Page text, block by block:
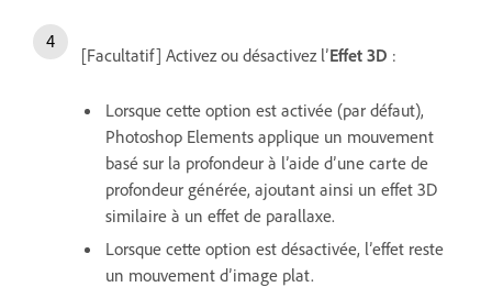
[Facultatif] Activez ou désactivez l’Effet 3D :
Lorsque cette option est activée (par défaut),
Photoshop Elements applique un mouvement
basé sur la profondeur à l’aide d’une carte de
profondeur générée, ajoutant ainsi un effet 3D
similaire à un effet de parallaxe.
Lorsque cette option est désactivée, l’effet reste
un mouvement d’image plat.